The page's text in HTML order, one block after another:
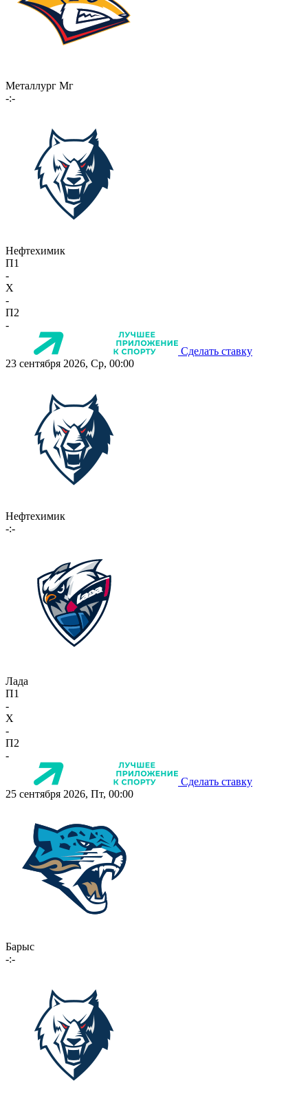
Металлург Мг
-:-
Нефтехимик
П1
-
X
-
П2
-
Сделать ставку
23 сентября 2026, Ср, 00:00
Нефтехимик
-:-
Лада
П1
-
X
-
П2
-
Сделать ставку
25 сентября 2026, Пт, 00:00
Барыс
-:-